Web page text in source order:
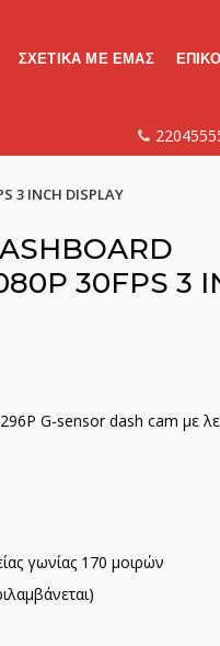
ΣΧΕΤΙΚΑ ΜΕ ΕΜΑΣ
3 INCH DISPLAY
30FPS 3
G-sensor dash cam με
γωνίας 170 μοιρών